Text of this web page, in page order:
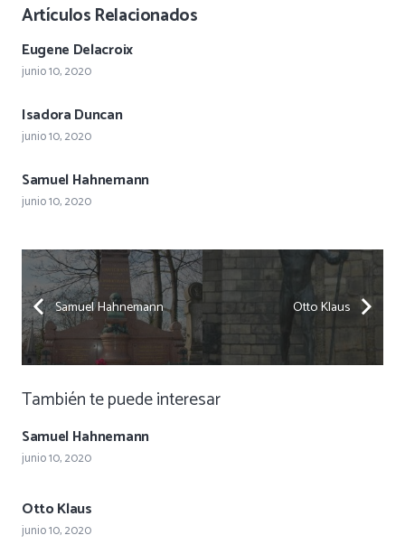
Artículos Relacionados
Eugene Delacroix
junio 10, 2020
Isadora Duncan
junio 10, 2020
Samuel Hahnemann
junio 10, 2020
Samuel Hahnemann Otto Klaus
También te puede interesar
Samuel Hahnemann
junio 10, 2020
Otto Klaus
junio 10, 2020